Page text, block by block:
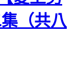
（共八